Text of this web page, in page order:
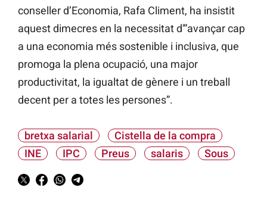
conseller d’Economia, Rafa Climent, ha insistit
aquest dimecres en la necessitat d'”avançar cap
a una economia més sostenible i inclusiva, que
promoga la plena ocupació, una major
productivitat, la igualtat de gènere i un treball
decent per a totes les persones”.
bretxa salarial
Cistella de la compra
INE
IPC Preus salaris Sous